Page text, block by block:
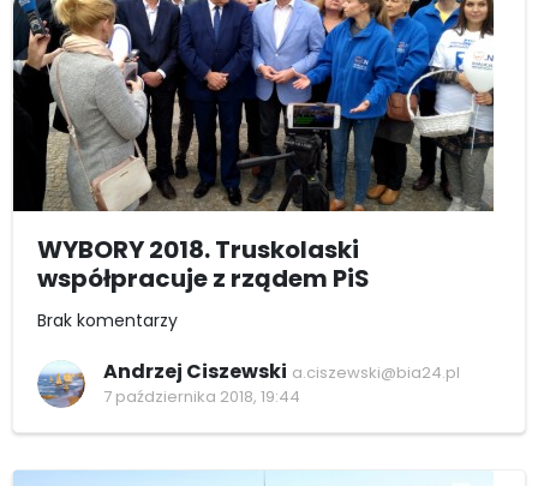
WYBORY 2018. Truskolaski
współpracuje z rządem PiS
Brak komentarzy
Andrzej Ciszewski a.ciszewski@bia24.pl
7 października 2018, 19:44